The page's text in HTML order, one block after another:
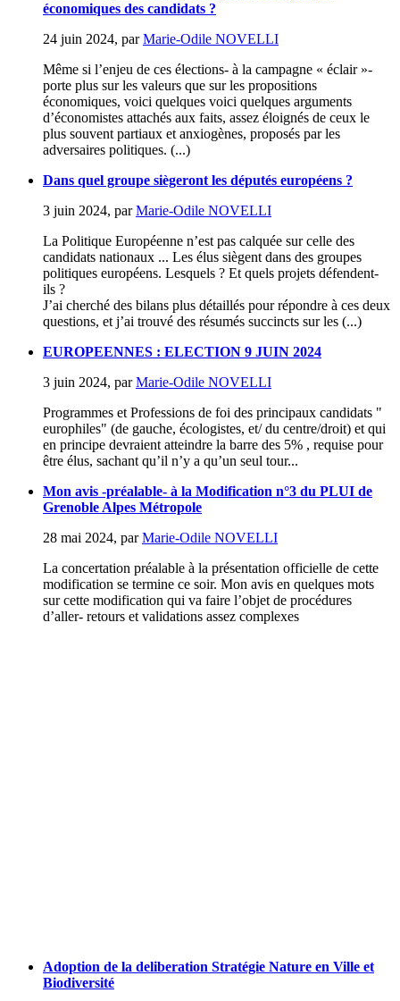
économiques des candidats ?
24 juin 2024, parMarie-Odile NOVELLI
Même si l’enjeu de ces élections- à la campagne « éclair »-
porte plus sur les valeurs que sur les propositions
économiques, voici quelques voici quelques arguments
d’économistes attachés aux faits, assez éloignés de ceux le
plus souvent partiaux et anxiogènes, proposés par les
adversaires politiques. (...)
Dans quel groupe siègeront les députés européens ?
3 juin 2024, parMarie-Odile NOVELLI
La Politique Européenne n’est pas calquée sur celle des
candidats nationaux ... Les élus siègent dans des groupes
politiques européens. Lesquels ? Et quels projets défendent-
ils ?
J’ai cherché des bilans plus détaillés pour répondre à ces deux
questions, et j’ai trouvé des résumés succincts sur les (...)
EUROPEENNES : ELECTION 9 JUIN 2024
3 juin 2024, parMarie-Odile NOVELLI
Programmes et Professions de foi des principaux candidats "
europhiles" (de gauche, écologistes, et/ du centre/droit) et qui
en principe devraient atteindre la barre des 5% , requise pour
être élus, sachant qu’il n’y a qu’un seul tour...
Mon avis -préalable- à la Modification n°3 du PLUI de
Grenoble Alpes Métropole
28 mai 2024, parMarie-Odile NOVELLI
La concertation préalable à la présentation officielle de cette
modification se termine ce soir. Mon avis en quelques mots
sur cette modification qui va faire l’objet de procédures
d’aller- retours et validations assez complexes
Adoption de la deliberation Stratégie Nature en Ville et
Biodiversité